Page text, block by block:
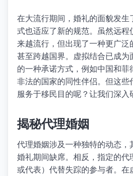
在大流行期间，婚礼的面貌发生
式也适应了新的规范。虽然远程
来越流行，但出现了一种更广泛
甚至跨越国界。虚拟结合已成为
的一种承诺方式，例如中国和菲
非法的国家的同性伴侣。但这些
服务于移民目的呢？让我们深入
揭秘代理婚姻
代理婚姻涉及一种独特的动态，
婚礼期间缺席。相反，指定的代
或代表）代替失踪的参与者。在